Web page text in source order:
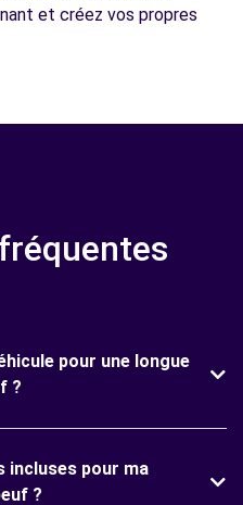
et créez vos propres
pour une longue
?
incluses pour ma
?